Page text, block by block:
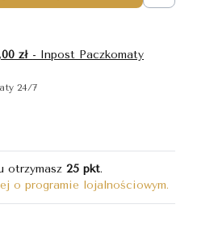
zł - Inpost Paczkomaty
24/7
otrzymasz 25 pkt.
o programie lojalnościowym.